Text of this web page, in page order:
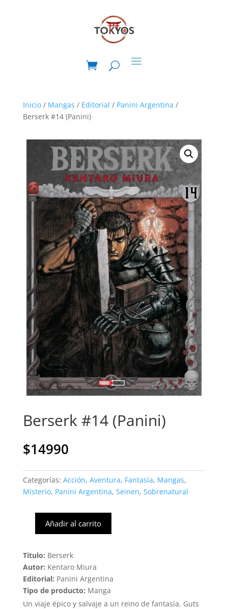
Inicio/ Mangas / Editorial / Panini Argentina /
Berserk #14 (Panini)
Berserk #14 (Panini)
$14990
Categorías: Acción, Aventura, Fantasía, Mangas,
Misterio, Panini Argentina, Seinen, Sobrenatural
Berserk
(Panini)
cantidad
Añadir al carrito
Titulo: Berserk
Autor: Kentaro Miura
Editorial: Panini Argentina
Tipo de producto: Manga
Un viaje épico y salvaje a un reino de fantasía. Guts